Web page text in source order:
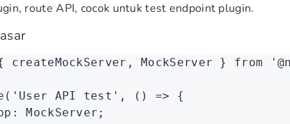
route API, cocok untuk test endpoint plugin.
createMockServer , MockServer } from
( 'User API test' , () => {
: MockServer ;